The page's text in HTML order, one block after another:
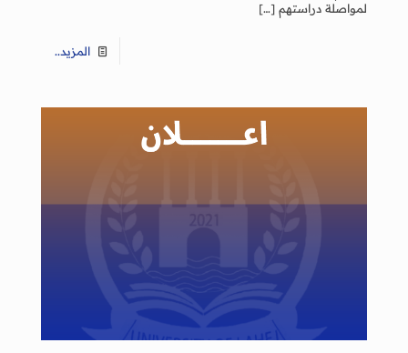
لمواصلة دراستهم […]
المزيد..